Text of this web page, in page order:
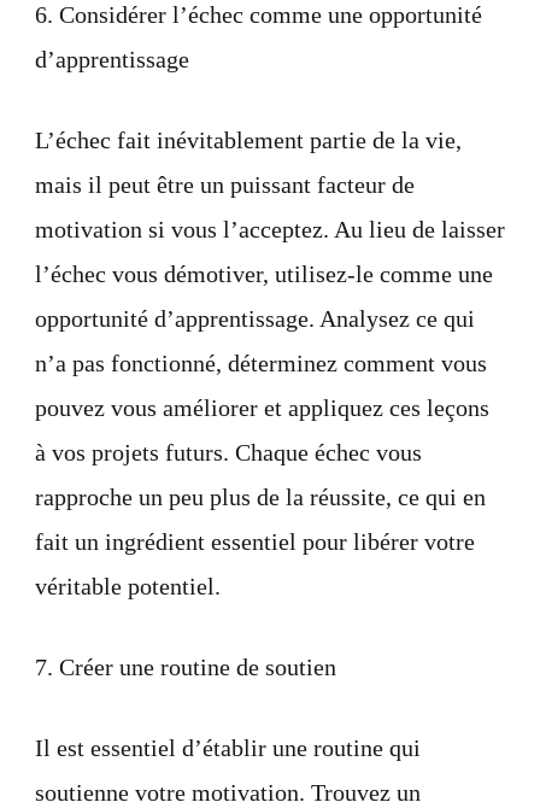
6. Considérer l’échec comme une opportunité
d’apprentissage
L’échec fait inévitablement partie de la vie,
mais il peut être un puissant facteur de
motivation si vous l’acceptez. Au lieu de laisser
l’échec vous démotiver, utilisez-le comme une
opportunité d’apprentissage. Analysez ce qui
n’a pas fonctionné, déterminez comment vous
pouvez vous améliorer et appliquez ces leçons
à vos projets futurs. Chaque échec vous
rapproche un peu plus de la réussite, ce qui en
fait un ingrédient essentiel pour libérer votre
véritable potentiel.
7. Créer une routine de soutien
Il est essentiel d’établir une routine qui
soutienne votre motivation. Trouvez un